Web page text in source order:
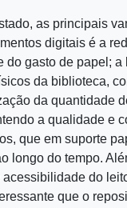
as principais
digitais é a
do gasto de papel; a
da biblioteca,
da quantidade
a qualidade e
que em suporte
longo do tempo.
do
que o